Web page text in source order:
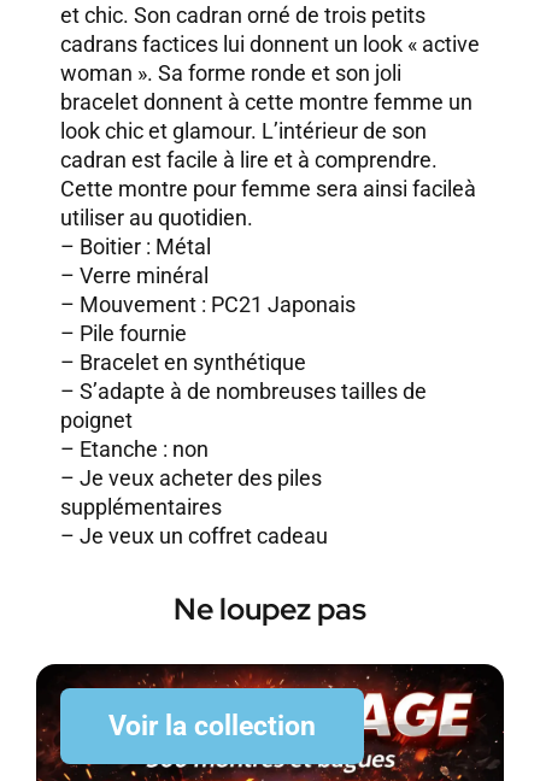
et chic. Son cadran orné de trois petits
cadrans factices lui donnent un look « active
woman ». Sa forme ronde et son joli
bracelet donnent à cette montre femme un
look chic et glamour. L’intérieur de son
cadran est facile à lire et à comprendre.
Cette montre pour femme sera ainsi facileà
utiliser au quotidien.
– Boitier : Métal
– Verre minéral
– Mouvement : PC21 Japonais
– Pile fournie
– Bracelet en synthétique
– S’adapte à de nombreuses tailles de
poignet
– Etanche : non
– Je veux acheter des piles
supplémentaires
– Je veux un coffret cadeau
Ne loupez pas
Voir la collection